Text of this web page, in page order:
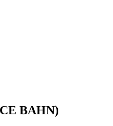
BAHN)